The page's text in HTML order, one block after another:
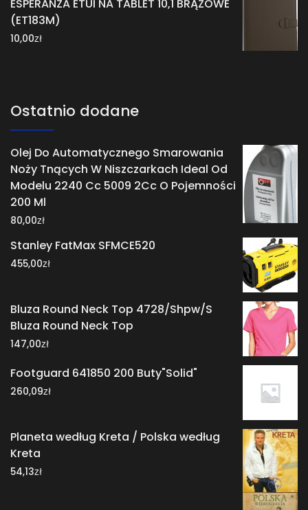
ESPERANZA ETUI NA TABLET 10,1 BRĄZOWE
(ET183M)
10,00zł
Ostatnio dodane
Olej Do Automatycznego Smarowania
Noży Tnących W Niszczarkach Ideal Od
Modelu 2240 Cc 5009 2Cc O Pojemności
200 Ml
80,00zł
Stanley FatMax SFMCE520
455,00zł
Bluza Round Neck Top 4728/Shpw/S
Bluza Round Neck Top
147,00zł
Footguard 641850 200 Buty"Solid"
260,09zł
Planeta według Kreta / Polska według
Kreta
54,13zł